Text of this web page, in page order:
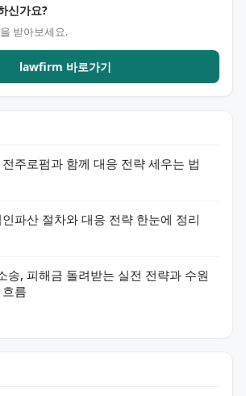
신가요?
받아보세요.
lawfirm 바로가기
주로펌과 함께 대응 전략 세우는 법
파산 절차와 대응 전략 한눈에 정리
송, 피해금 돌려받는 실전 전략과 수원
름